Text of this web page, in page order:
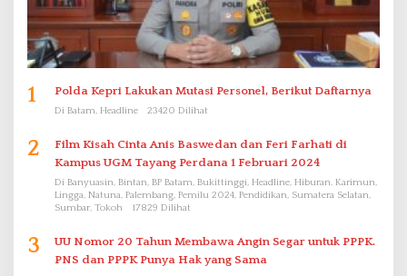
1 Polda Kepri Lakukan Mutasi Personel, Berikut Daftarnya
Di Batam, Headline 23420 Dilihat
2
Film Kisah Cinta Anis Baswedan dan Feri Farhati di
Kampus UGM Tayang Perdana 1 Februari 2024
Di Banyuasin, Bintan, BP Batam, Bukittinggi, Headline, Hiburan, Karimun,
Lingga, Natuna, Palembang, Pemilu 2024, Pendidikan, Sumatera Selatan,
Sumbar, Tokoh
17829 Dilihat
3
UU Nomor 20 Tahun Membawa Angin Segar untuk PPPK.
PNS dan PPPK Punya Hak yang Sama